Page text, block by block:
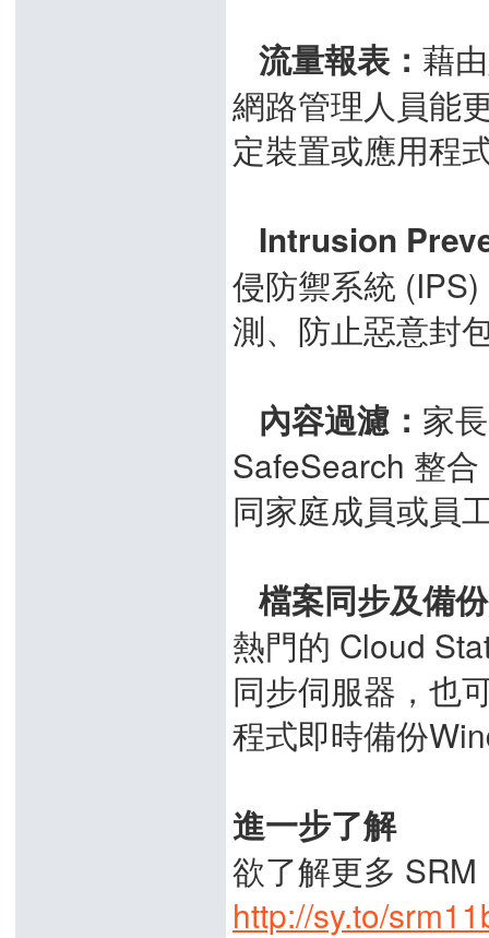
流量報表： 藉
網路管理人員能
定裝置或應用程
Intrusion
侵防禦系統
測、防止惡意封
內容過濾： 家
SafeSearch 整
同家庭成員或員
檔案同步及備
熱門的 Cloud
同步伺服器，也
程式即時備份
進一步了解
欲了解更多
http://sy.to/